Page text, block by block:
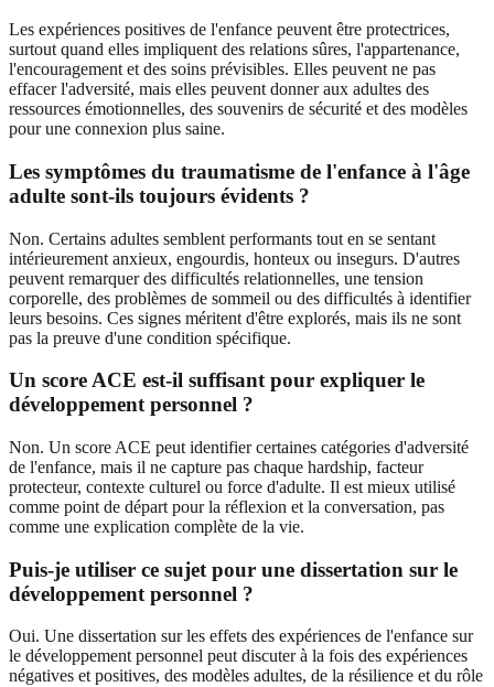
Les expériences positives de l'enfance peuvent être protectrices,
surtout quand elles impliquent des relations sûres, l'appartenance,
l'encouragement et des soins prévisibles. Elles peuvent ne pas
effacer l'adversité, mais elles peuvent donner aux adultes des
ressources émotionnelles, des souvenirs de sécurité et des modèles
pour une connexion plus saine.
Les symptômes du traumatisme de l'enfance à l'âge
adulte sont-ils toujours évidents ?
Non. Certains adultes semblent performants tout en se sentant
intérieurement anxieux, engourdis, honteux ou insegurs. D'autres
peuvent remarquer des difficultés relationnelles, une tension
corporelle, des problèmes de sommeil ou des difficultés à identifier
leurs besoins. Ces signes méritent d'être explorés, mais ils ne sont
pas la preuve d'une condition spécifique.
Un score ACE est-il suffisant pour expliquer le
développement personnel ?
Non. Un score ACE peut identifier certaines catégories d'adversité
de l'enfance, mais il ne capture pas chaque hardship, facteur
protecteur, contexte culturel ou force d'adulte. Il est mieux utilisé
comme point de départ pour la réflexion et la conversation, pas
comme une explication complète de la vie.
Puis-je utiliser ce sujet pour une dissertation sur le
développement personnel ?
Oui. Une dissertation sur les effets des expériences de l'enfance sur
le développement personnel peut discuter à la fois des expériences
négatives et positives, des modèles adultes, de la résilience et du rôle